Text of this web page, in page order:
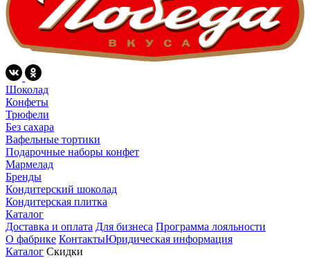
Шоколад
Конфеты
Трюфели
Без сахара
Вафельные тортики
Подарочные наборы конфет
Мармелад
Бренды
Кондитерский шоколад
Кондитерская плитка
Каталог
Доставка и оплата Для бизнеса Программа лояльности
О фабрике КонтактыЮридическая информация
Каталог Скидки